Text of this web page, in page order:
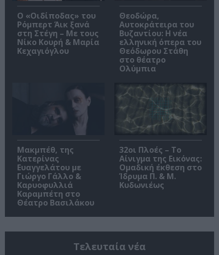
O «Οιδίποδας» του
Ρόμπερτ Άικ ξανά
στη Στέγη – Με τους
Νίκο Κουρή & Μαρία
Κεχαγιόγλου
Θεοδώρα,
Αυτοκράτειρα του
Βυζαντίου: Η νέα
ελληνική όπερα του
Θεόδωρου Στάθη
στο θέατρο
Ολύμπια
Μακμπέθ, της
Κατερίνας
Ευαγγελάτου με
Γιώργο Γάλλο &
Καρυοφυλλιά
Καραμπέτη στο
Θέατρο Βασιλάκου
32οι Πλοές – Το
Αίνιγμα της Εικόνας:
Ομαδική έκθεση στο
Ίδρυμα Π. & Μ.
Κυδωνιέως
Τελευταία νέα